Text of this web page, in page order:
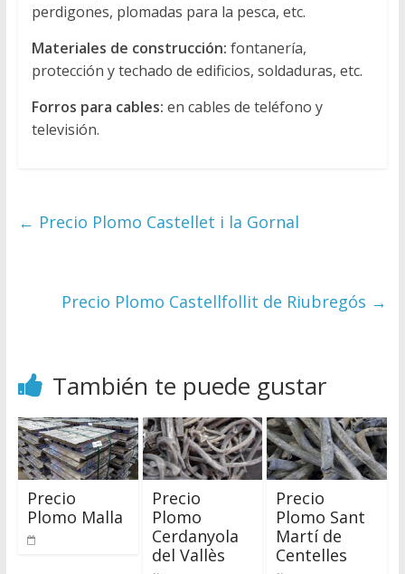
perdigones, plomadas para la pesca, etc.
Materiales de construcción: fontanería,
protección y techado de edificios, soldaduras, etc.
Forros para cables: en cables de teléfono y
televisión.
← Precio Plomo Castellet i la Gornal
Precio Plomo Castellfollit de Riubregós →
También te puede gustar
Precio
Plomo Malla
Precio
Plomo
Cerdanyola
del Vallès
Precio
Plomo Sant
Martí de
Centelles